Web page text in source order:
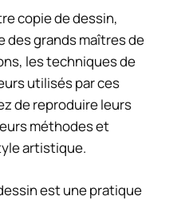
copie de dessin,
grands maîtres de
les techniques de
utilisés par ces
de reproduire leurs
méthodes et
artistique.
est une pratique